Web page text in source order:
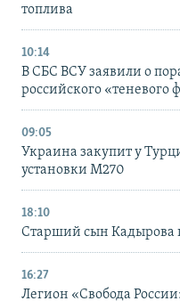
топлива
10:14
В СБС ВСУ заявили о
российского «теневого
09:05
Украина закупит у
установки M270
18:10
Старший сын Кадырова
16:27
Легион «Свобода